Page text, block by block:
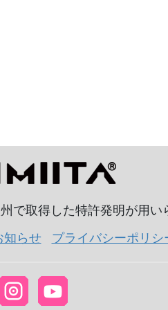
で取得した特許発明が用い
知らせ プライバシーポリシ